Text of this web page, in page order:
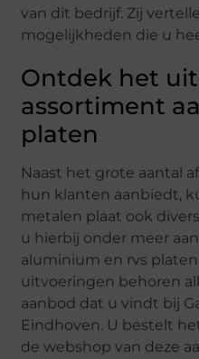
van dit bedrijf. Zij
mogelijkheden die u
Ontdek het
assortiment
platen
Naast het grote aantal
hun klanten aanbiedt,
metalen plaat ook
u hierbij onder meer
aluminium en rvs
uitvoeringen behoren
aanbod dat u vindt bij
Eindhoven. U bestelt
de webshop van deze